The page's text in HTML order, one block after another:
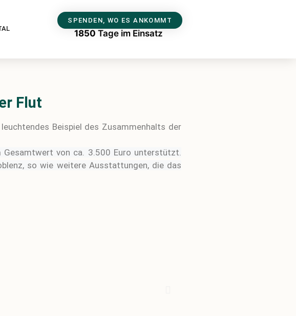
SPENDEN, WO ES ANKOMMT
1850 Tage im Einsatz
Flut
Beispiel des Zusammenhalts der
von ca. 3.500 Euro unterstützt.
so wie weitere Ausstattungen, die das